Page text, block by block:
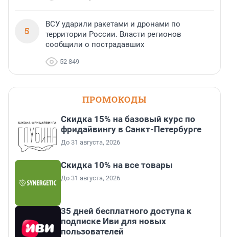
5
ВСУ ударили ракетами и дронами по
территории России. Власти регионов
сообщили о пострадавших
52 849
ПРОМОКОДЫ
Скидка 15% на базовый курс по
фридайвингу в Санкт-Петербурге
До 31 августа, 2026
Скидка 10% на все товары
До 31 августа, 2026
35 дней бесплатного доступа к
подписке Иви для новых
пользователей